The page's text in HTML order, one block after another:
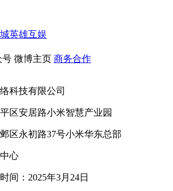
英雄互娱
号 微博主页 商务合作
科技有限公司
区安居路小米智慧产业园
区永初路37号小米华东总部
心
间：2025年3月24日